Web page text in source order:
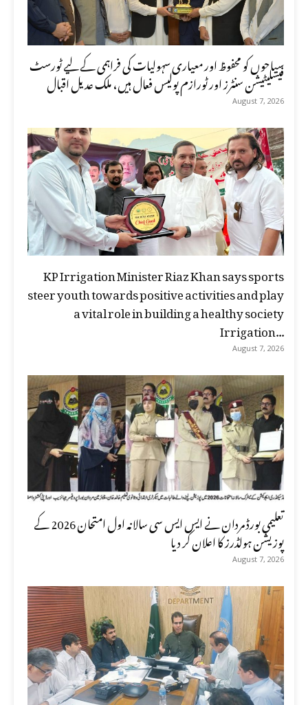
سیاحوں کو محفوظ اور معیاری سہولیات کی فراہمی کے لیے ٹورسٹ
فیسلیٹیشن سنٹرز اور ٹورازم پولیس فعال ہیں، ملک عدیل اقبال
August 7, 2026
KP Irrigation Minister Riaz Khan says sports
steer youth towards positive activities and play
a vital role in building a healthy society
Irrigation...
August 7, 2026
تعلیمی بورڈ مردان نے ایس ایس سی سالانہ اول امتحان 2026 کے
پوزیشن ہولڈرز کا اعلان کر دیا
August 7, 2026